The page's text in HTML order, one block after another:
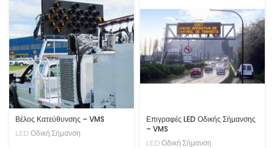
Βέλος Κατεύθυνσης – VMS
LED Οδική Σήμανση
Επιγραφές LED Οδικής Σήμανσης
– VMS
LED Οδική Σήμανση